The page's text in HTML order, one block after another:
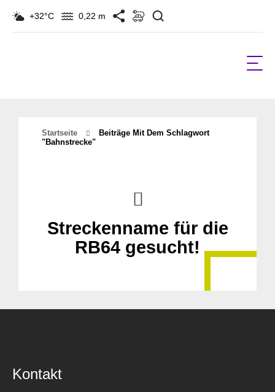
+32°C 0,22 m
Startseite
Beiträge Mit Dem Schlagwort
"Bahnstrecke"
Streckenname für die
RB64 gesucht!
Kontakt